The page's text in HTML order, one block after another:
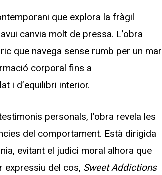
que explora la fràgil
canvia molt de pressa. L’obra
que navega sense rumb per un mar
corporal fins a
i d’equilibri interior.
personals, l’obra revela les
del comportament. Està dirigida
evitant el judici moral alhora que
expressiu del cos, Sweet Addictions